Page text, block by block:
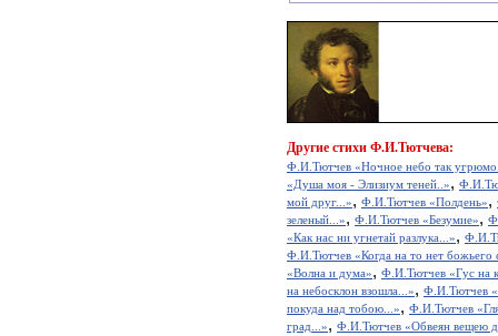
Другие стихи Ф.И.Тютчева:
Ф.И.Тютчев «Ночное небо так
«Душа моя - Элизиум теней..»,
мой друг...», Ф.И.Тютчев «Полдень»,
зеленый...», Ф.И.Тютчев «Безумие»,
«Как нас ни угнетай разлука...»,
Ф.И.Тютчев «Когда на то нет божьего
«Волна и дума», Ф.И.Тютчев «Гус на
на небосклон взошла...», Ф.И.Тютчев
покуда над тобою...», Ф.И.Тютчев
град...», Ф.И.Тютчев «Обвеян вещею